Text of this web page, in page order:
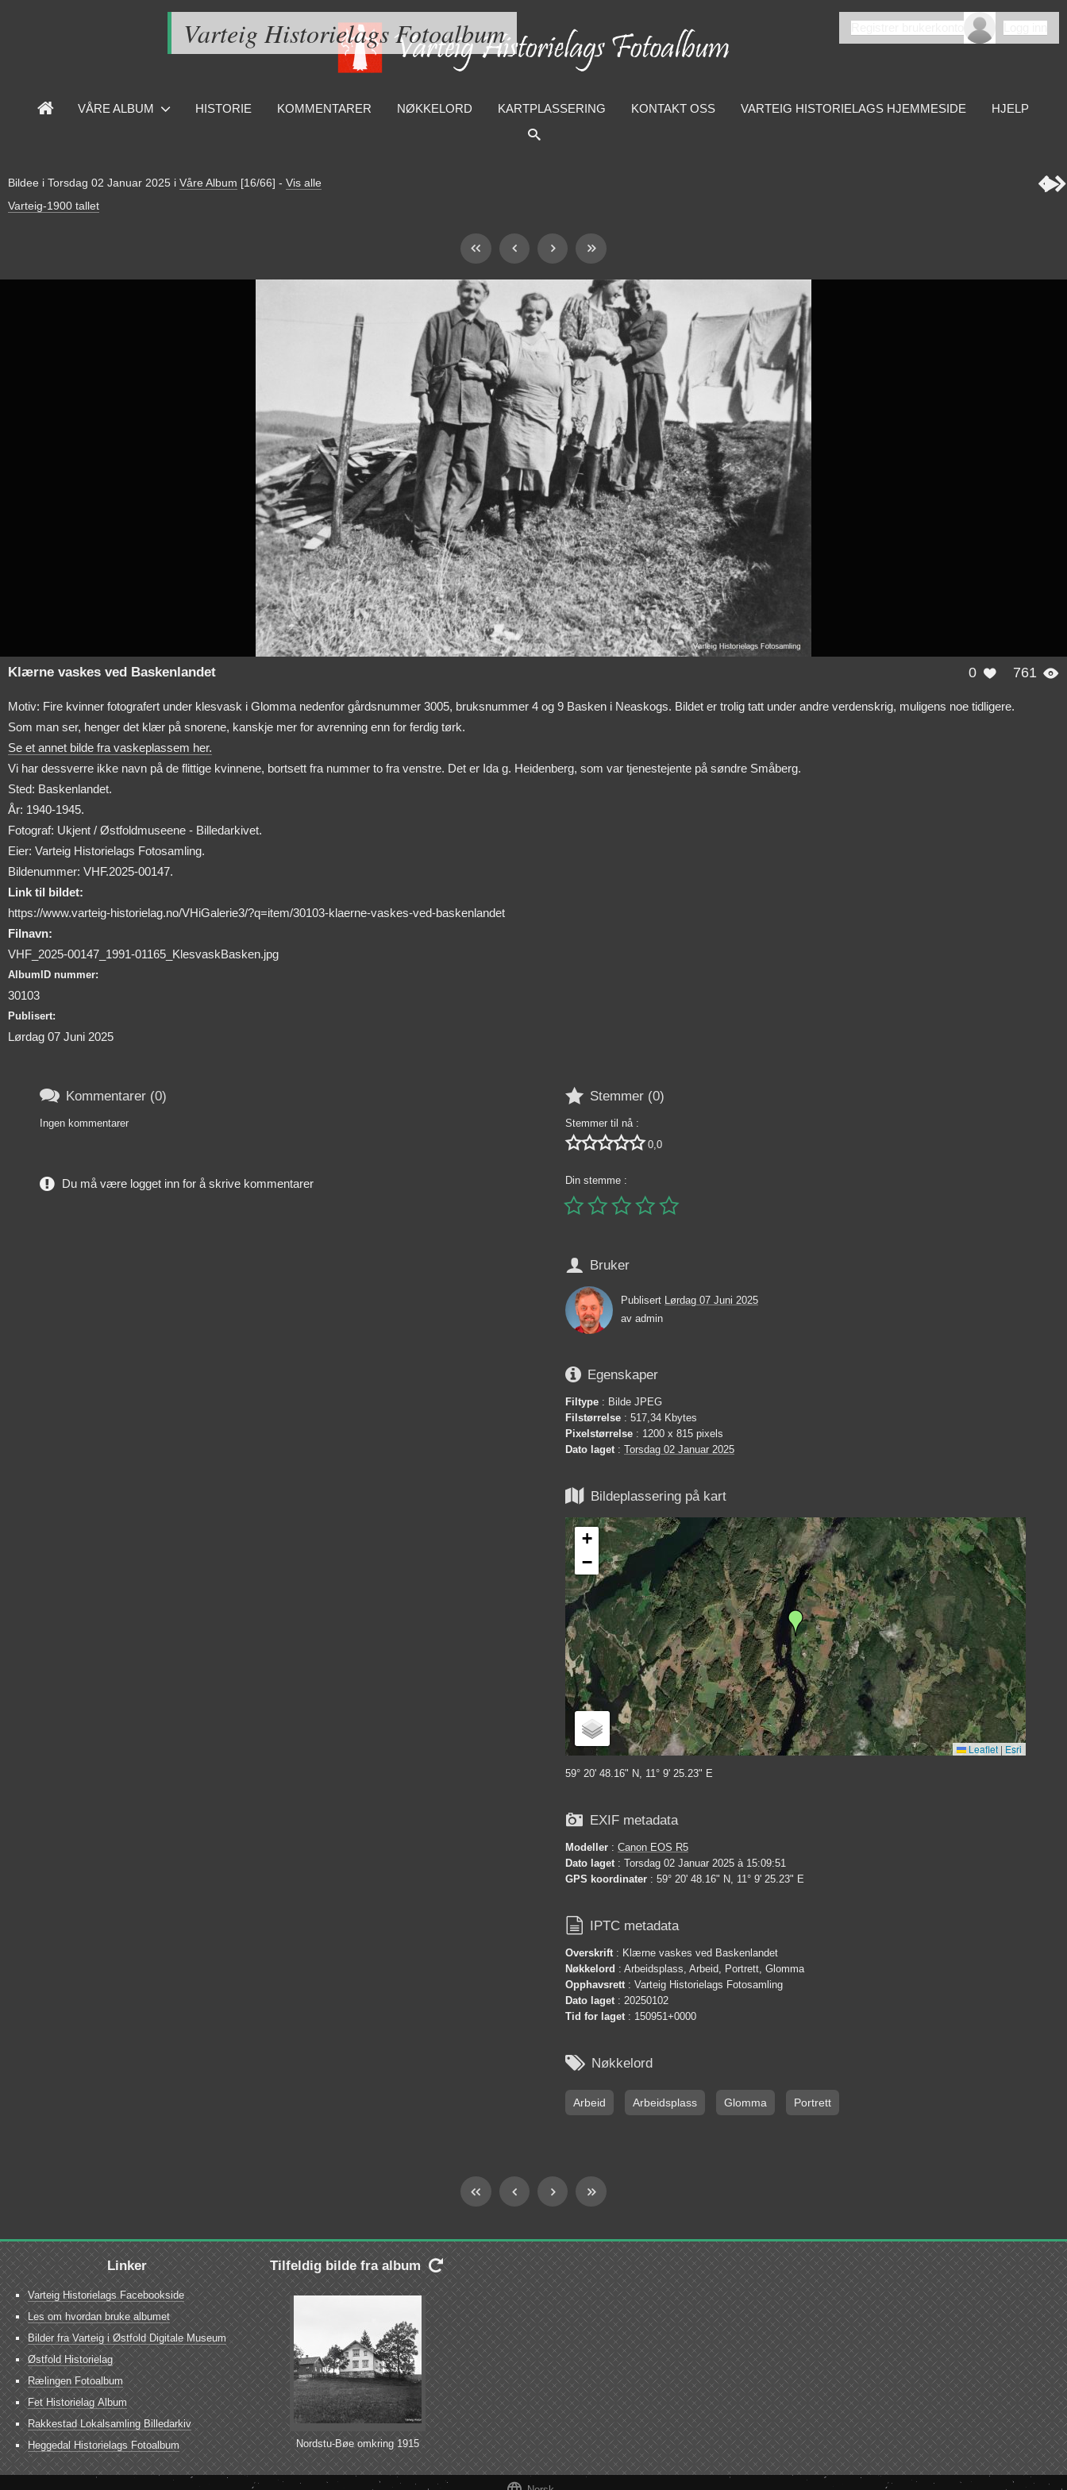
Varteig Historielags Fotoalbum
VÅRE ALBUM HISTORIE KOMMENTARER NØKKELORD KARTPLASSERING KONTAKT OSS VARTEIG HISTORIELAGS HJEMMESIDE HJELP
Bildee i Torsdag 02 Januar 2025 i Våre Album [16/66] - Vis alle
Varteig-1900 tallet

0  761 
Klærne vaskes ved Baskenlandet
Motiv: Fire kvinner fotografert under klesvask i Glomma nedenfor gårdsnummer 3005, bruksnummer 4 og 9 Basken i Neaskogs. Bildet er trolig tatt under andre verdenskrig, muligens noe tidligere.
Som man ser, henger det klær på snorene, kanskje mer for avrenning enn for ferdig tørk.
Se et annet bilde fra vaskeplassem her.
Vi har dessverre ikke navn på de flittige kvinnene, bortsett fra nummer to fra venstre. Det er Ida g. Heidenberg, som var tjenestejente på søndre Småberg.
Sted: Baskenlandet.
År: 1940-1945.
Fotograf: Ukjent / Østfoldmuseene - Billedarkivet.
Eier: Varteig Historielags Fotosamling.
Bildenummer: VHF.2025-00147.
Link til bildet:
https://www.varteig-historielag.no/VHiGalerie3/?q=item/30103-klaerne-vaskes-ved-baskenlandet
Filnavn:
VHF_2025-00147_1991-01165_KlesvaskBasken.jpg
AlbumID nummer:
30103
Publisert:
Lørdag 07 Juni 2025
 Stemmer (0)
Stemmer til nå :
 0,0
Din stemme :

 Bruker
Publisert
Lørdag 07 Juni 2025
av admin
 Egenskaper
Filtype : Bilde JPEG
Filstørrelse : 517,34 Kbytes
Pixelstørrelse : 1200 x 815 pixels
Dato laget: Torsdag 02 Januar 2025
 Bildeplassering på kart
+
−
Leaflet | Esri
59° 20' 48.16" N, 11° 9' 25.23" E
 EXIF metadata
Modeller : Canon EOS R5
Dato laget: Torsdag 02 Januar 2025 à 15:09:51
GPS koordinater : 59° 20' 48.16" N, 11° 9' 25.23" E
 IPTC metadata
Overskrift: Klærne vaskes ved Baskenlandet
Nøkkelord : Arbeidsplass, Arbeid, Portrett, Glomma
Opphavsrett: Varteig Historielags Fotosamling
Dato laget: 20250102
Tid for laget: 150951+0000
 Nøkkelord
Arbeid Arbeidsplass Glomma Portrett
 Kommentarer (0)
Ingen kommentarer
Du må være logget inn for å skrive kommentarer
Linker
Varteig Historielags Facebookside
Les om hvordan bruke albumet
Bilder fra Varteig i Østfold Digitale Museum
Østfold Historielag
Rælingen Fotoalbum
Fet Historielag Album
Rakkestad Lokalsamling Billedarkiv
Heggedal Historielags Fotoalbum
Tilfeldig bilde fra album 
Nordstu-Bøe omkring 1915